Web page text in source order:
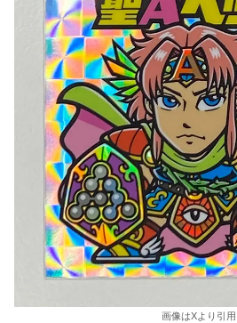
画像はXより引用